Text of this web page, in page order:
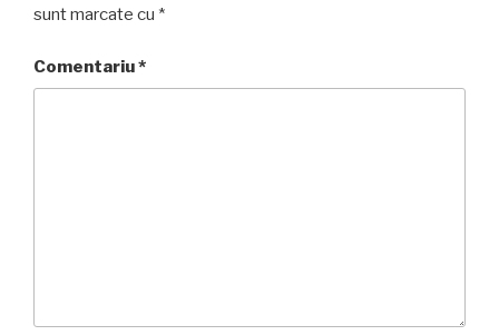
sunt marcate cu *
Comentariu*